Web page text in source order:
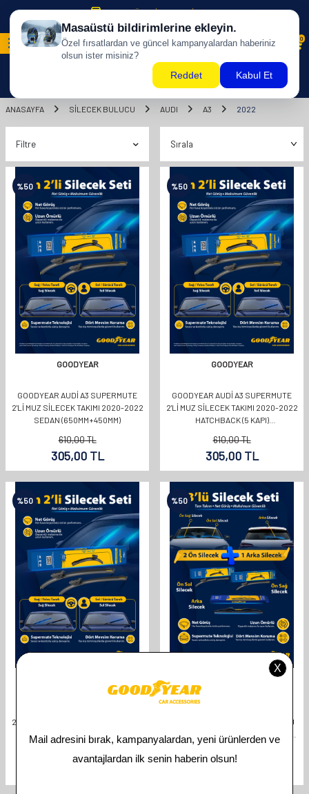
500 TL ÜZERİ KARGO BİZDEN !
0
ANASAYFA SILECEK BULUCU AUDI A3 2022
Filtre
%50
GOODYEAR
GOODYEAR AUDI A3 SUPERMUTE
2'LI MUZ SILECEK TAKIMI 2020-2022
SEDAN (650MM+450MM)
610,00TL
305,00TL
%50
GOODYEAR
GOODYEAR AUDI A3 SUPERMUTE
2'LI MUZ SILECEK TAKIMI 2020-2022
HATCHBACK (5 KAPI)
610,00TL
305,00TL
%50
2'LI MUZ SILECEK TAKIMI 2020-2022
HATCHBACK (3 KAPI)
TL
%50
2020-2026 UYUMLU ÖN ARKA 3'LÜ
MUZ SILECEK SETI (650 MM 450 MM
841,00